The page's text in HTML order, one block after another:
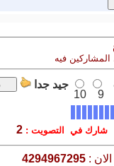
المشاركين فيه
9
10
جيد جدا
شارك في التصويت : 2
:
4294967295